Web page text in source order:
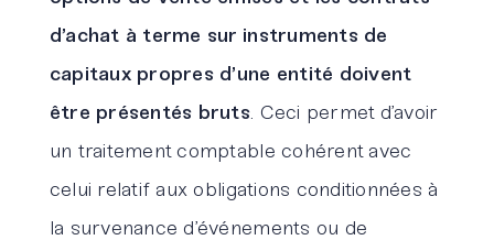
d’achat à terme sur instruments de
capitaux propres d’une entité doivent
être présentés bruts. Ceci permet d’avoir
un traitement comptable cohérent avec
celui relatif aux obligations conditionnées à
la survenance d’événements ou de